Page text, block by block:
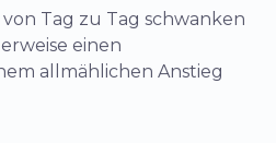
Tag zu Tag schwanken
einen
allmählichen Anstieg